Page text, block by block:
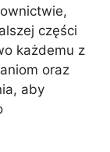
części
każdemu z
oraz
aby